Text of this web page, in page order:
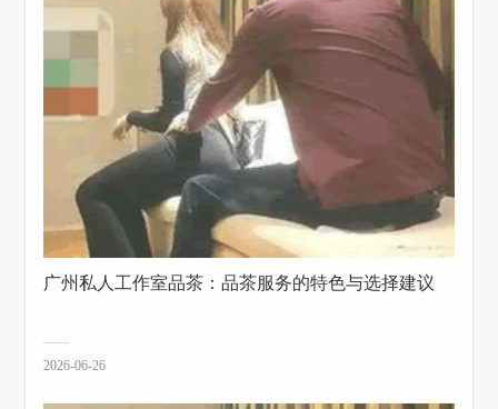
‌广州私人工作室品茶‌：品茶服务的特色与选择建议
2026-06-26